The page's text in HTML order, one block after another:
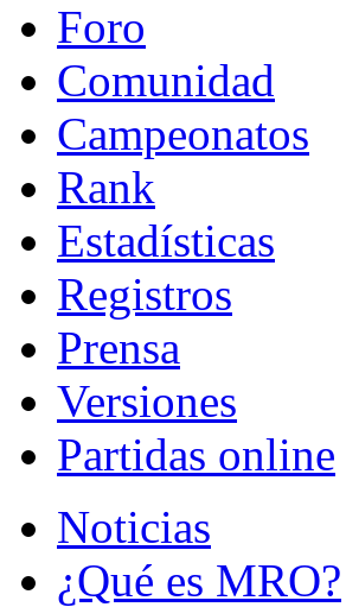
Foro
Comunidad
Campeonatos
Rank
Estadísticas
Registros
Prensa
Versiones
Partidas online
Noticias
¿Qué es MRO?